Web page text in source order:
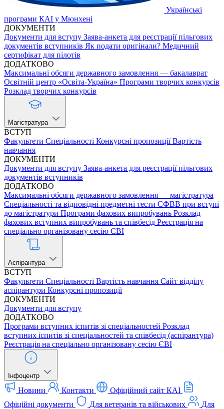
Українські
програми КАІ у Мюнхені
ДОКУМЕНТИ
Документи для вступу Заява-анкета для реєстрації пільгових
документів вступників Як подати оригінали? Медичний
сертифікат для пілотів
ДОДАТКОВО
Максимальні обсяги державного замовлення — бакалаврат
Освітній центр «Освіта-Україна» Програми творчих конкурсів
Розклад творчих конкурсів
Магістратура
ВСТУП
Факультети Спеціальності Конкурсні пропозиції Вартість
навчання
ДОКУМЕНТИ
Документи для вступу Заява-анкета для реєстрації пільгових
документів вступників
ДОДАТКОВО
Максимальні обсяги державного замовлення — магістратура
Спеціальності та відповідні предметні тести ЄФВВ при вступі
до магістратури Програми фахових випробувань Розклад
фахових вступних випробувань та співбесід Реєстрація на
спеціально організовану сесію ЄВІ
Аспірантура
ВСТУП
Факультети Спеціальності Вартість навчання Сайт відділу
аспірантури Конкурсні пропозиції
ДОКУМЕНТИ
Документи для вступу
ДОДАТКОВО
Програми вступних іспитів зі спеціальностей Розклад
вступних іспитів зі спеціальностей та співбесід (аспірантура)
Реєстрація на спеціально організовану сесію ЄВІ
Інфоцентр
Новини Контакти
Офіційний сайт КАІ
Офіційні документи
Для ветеранів та військових
Для